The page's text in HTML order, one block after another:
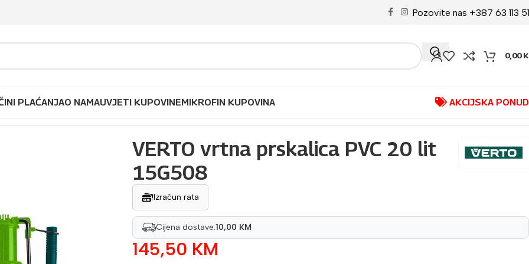
Pozovite nas +387 63 113
0,00
PLAĆANJAO NAMAUVJETI KUPOVINEMIKROFIN KUPOVINA AKCIJSKA
VERTO vrtna prskalica PVC 20 lit
15G508
Izračun rata
Cijena dostave:10,00 KM
145,50 KM